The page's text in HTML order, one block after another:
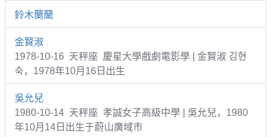
鈴木蘭蘭
金賢淑
1978-10-16 天秤座 慶星大學戲劇電影學 | 金賢淑 김현
숙，1978年10月16日出生
吳允兒
1980-10-14 天秤座 孝誠女子高級中學 | 吳允兒，1980
年10月14日出生于蔚山廣域市